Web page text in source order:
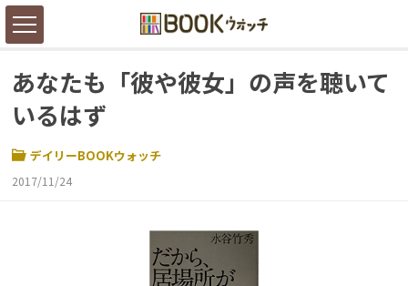
あなたも「彼や彼女」の声を聴いて
いるはず
デイリーBOOKウォッチ
2017/11/24